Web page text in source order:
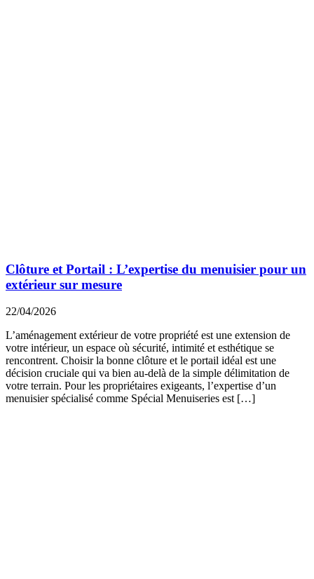
Clôture et Portail : L’expertise du menuisier pour un
extérieur sur mesure
22/04/2026
L’aménagement extérieur de votre propriété est une extension de
votre intérieur, un espace où sécurité, intimité et esthétique se
rencontrent. Choisir la bonne clôture et le portail idéal est une
décision cruciale qui va bien au-delà de la simple délimitation de
votre terrain. Pour les propriétaires exigeants, l’expertise d’un
menuisier spécialisé comme Spécial Menuiseries est […]